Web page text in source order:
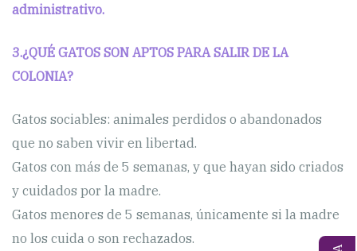
administrativo.
3.¿QUÉ GATOS SON APTOS PARA SALIR DE LA
COLONIA?
Gatos sociables: animales perdidos o abandonados
que no saben vivir en libertad.
Gatos con más de 5 semanas, y que hayan sido criados
y cuidados por la madre.
Gatos menores de 5 semanas, únicamente si la madre
no los cuida o son rechazados.